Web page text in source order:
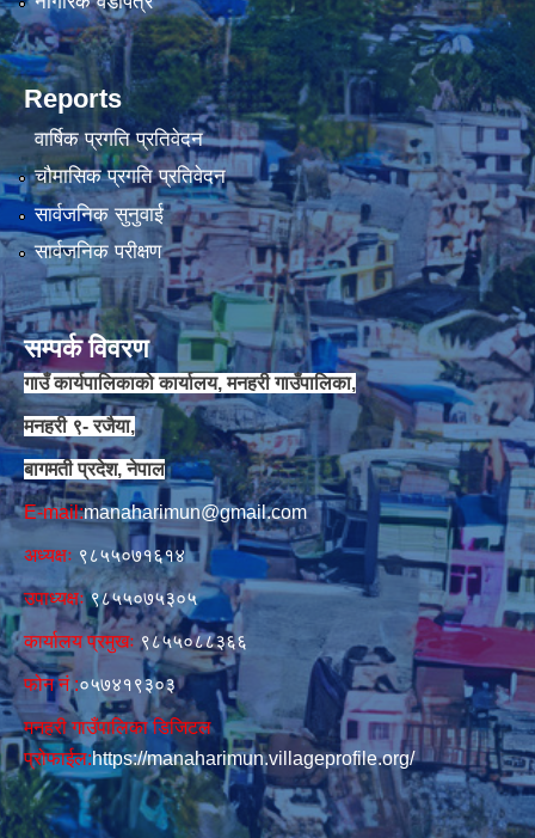
Reports
वार्षिक प्रगति प्रतिवेदन
चौमासिक प्रगति प्रतिवेदन
सार्वजनिक सुनुवाई
सार्वजनिक परीक्षण
सम्पर्क विवरण
गाउँ कार्यपालिकाको कार्यालय, मनहरी गाउँपालिका,
मनहरी ९- रजैया,
बागमती प्रदेश, नेपाल
E-mail:manaharimun@gmail.com
अध्यक्षः ९८५५०७१६१४
उपाध्यक्षः९८५५०७५३०५
कार्यालय प्रमुखः ९८५५०८८३६६
फोन नं‍‌ :०५७४१९३०३
मनहरी गाउँपालिका डिजिटल
प्रोफाईल:https://manaharimun.villageprofile.org/